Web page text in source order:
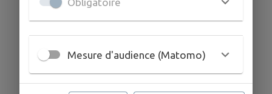
Mesure d'audience (Matomo)